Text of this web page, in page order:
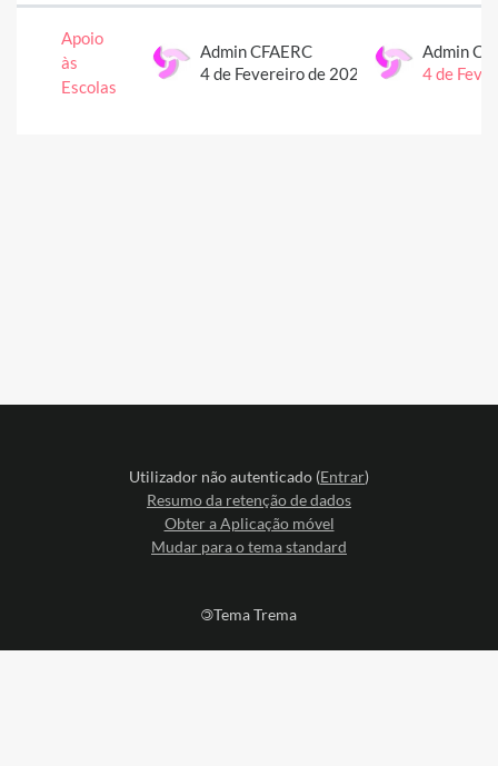
Lista de tópicos. A mostrar 1 de 1
Apoio
às
Escolas
Admin CFAERC
4 de Fevereiro de 2021
Admin
4 de
Utilizador não autenticado (Entrar)
Resumo da retenção de dados
Obter a Aplicação móvel
Mudar para o tema standard
©Tema Trema